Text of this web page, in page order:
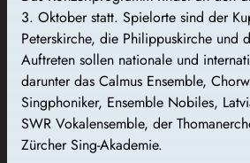
3. Oktober statt. Spielorte sind der
Peterskirche, die Philippuskirche und
Auftreten sollen nationale und
darunter das Calmus Ensemble,
Singphoniker, Ensemble Nobiles,
SWR Vokalensemble, der
Zürcher Sing-Akademie.